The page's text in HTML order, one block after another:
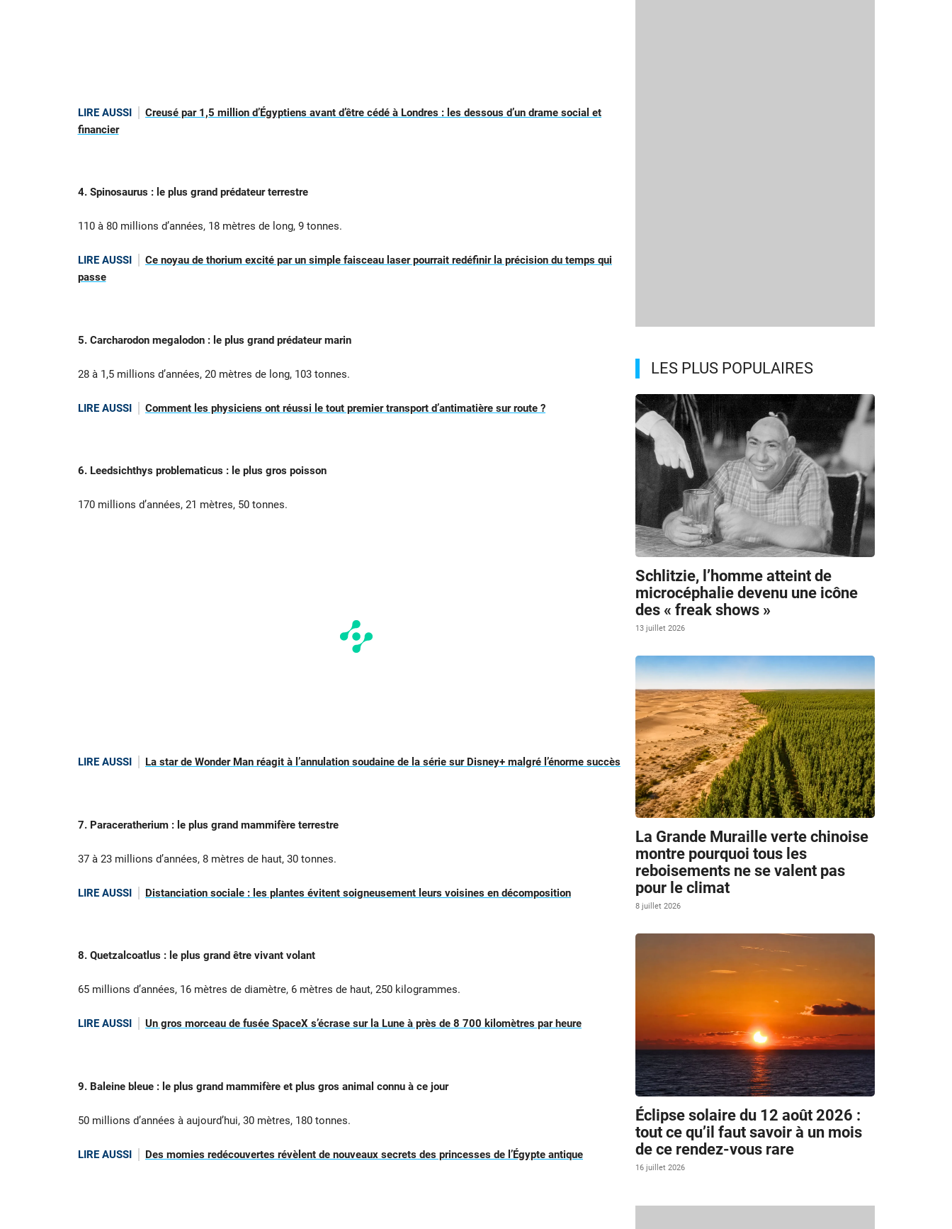
LIRE AUSSI
Creusé par 1,5 million d’Égyptiens avant d’être cédé à Londres : les dessous d’un drame social et
financier
4. Spinosaurus : le plus grand prédateur terrestre
110 à 80 millions d’années, 18 mètres de long, 9 tonnes.
LIRE AUSSI
Ce noyau de thorium excité par un simple faisceau laser pourrait redéfinir la précision du temps qui
passe
5. Carcharodon megalodon : le plus grand prédateur marin
28 à 1,5 millions d’années, 20 mètres de long, 103 tonnes.
LIRE AUSSI Comment les physiciens ont réussi le tout premier transport d’antimatière sur route ?
6. Leedsichthys problematicus : le plus gros poisson
170 millions d’années, 21 mètres, 50 tonnes.
LIRE AUSSI La star de Wonder Man réagit à l’annulation soudaine de la série sur Disney+ malgré l’énorme succès
7. Paraceratherium : le plus grand mammifère terrestre
37 à 23 millions d’années, 8 mètres de haut, 30 tonnes.
LIRE AUSSI Distanciation sociale : les plantes évitent soigneusement leurs voisines en décomposition
8. Quetzalcoatlus : le plus grand être vivant volant
65 millions d’années, 16 mètres de diamètre, 6 mètres de haut, 250 kilogrammes.
LIRE AUSSI Un gros morceau de fusée SpaceX s’écrase sur la Lune à près de 8 700 kilomètres par heure
9. Baleine bleue : le plus grand mammifère et plus gros animal connu à ce jour
50 millions d’années à aujourd’hui, 30 mètres, 180 tonnes.
LIRE AUSSI Des momies redécouvertes révèlent de nouveaux secrets des princesses de l’Égypte antique
LES PLUS POPULAIRES
Schlitzie, l’homme atteint de
microcéphalie devenu une icône
des « freak shows »
13 juillet 2026
La Grande Muraille verte chinoise
montre pourquoi tous les
reboisements ne se valent pas
pour le climat
8 juillet 2026
Éclipse solaire du 12 août 2026 :
tout ce qu’il faut savoir à un mois
de ce rendez-vous rare
16 juillet 2026